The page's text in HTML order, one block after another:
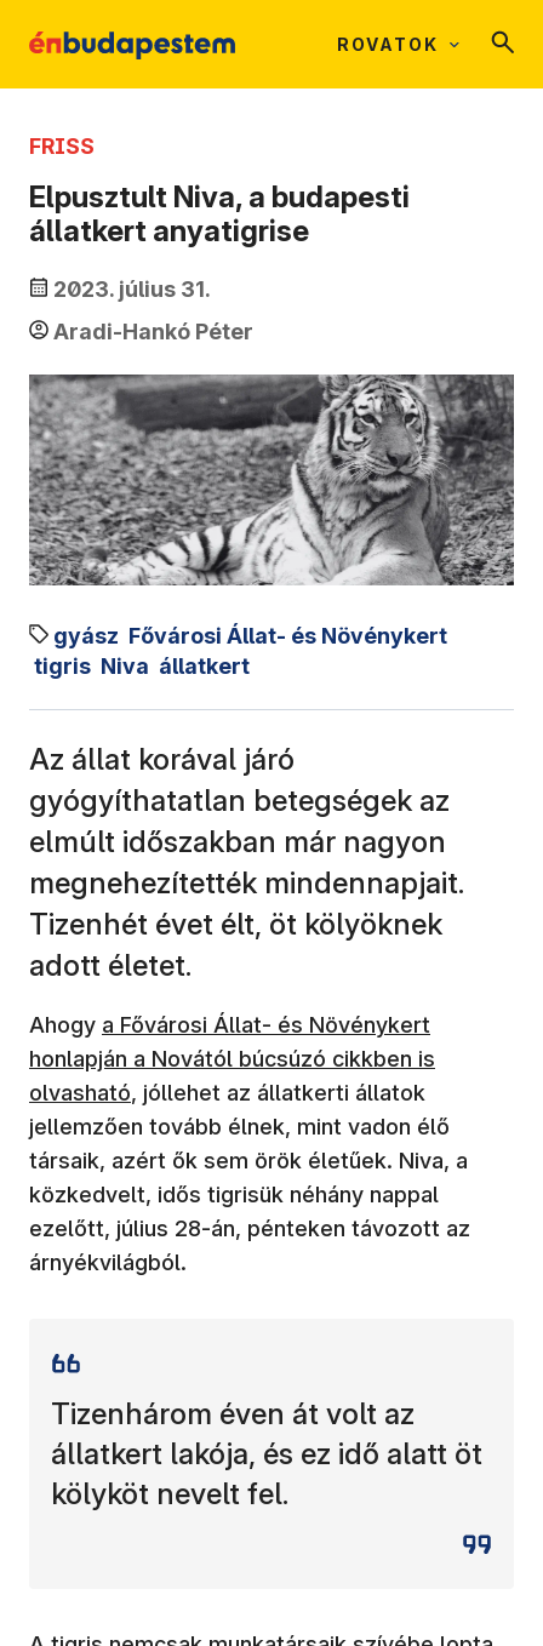
ROVATOK
FRISS
Elpusztult Niva, a budapesti
állatkert anyatigrise
2023. július 31.
Aradi-Hankó Péter
gyász Fővárosi Állat- és Növénykert
tigris Niva állatkert
Az állat korával járó
gyógyíthatatlan betegségek az
elmúlt időszakban már nagyon
megnehezítették mindennapjait.
Tizenhét évet élt, öt kölyöknek
adott életet.
Ahogy (új ablakban nyílik meg)
a Fővárosi Állat- és Növénykert
honlapján a Novától búcsúzó cikkben is
olvasható, jóllehet az állatkerti állatok
jellemzően tovább élnek, mint vadon élő
társaik, azért ők sem örök életűek. Niva, a
közkedvelt, idős tigrisük néhány nappal
ezelőtt, július 28-án, pénteken távozott az
árnyékvilágból.
Tizenhárom éven át volt az
állatkert lakója, és ez idő alatt öt
kölyköt nevelt fel.